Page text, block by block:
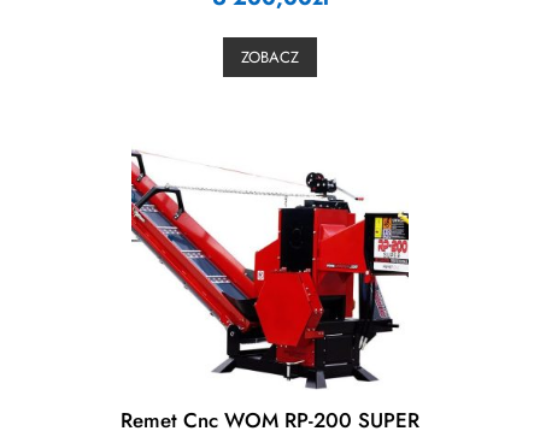
t
u
ZOBACZ
Remet Cnc WOM RP-200 SUPER